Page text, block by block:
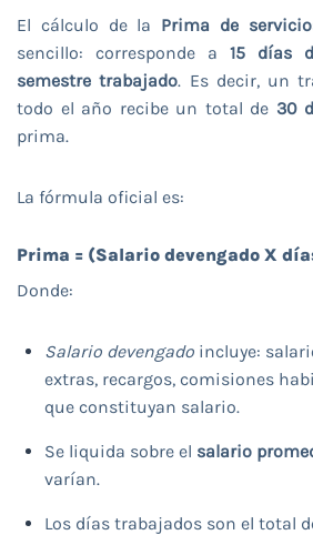
El cálculo de la Prima de
sencillo: corresponde a 15 días
semestre trabajado. Es decir, un
todo el año recibe un total de 30
prima.
La fórmula oficial es:
Prima = (Salario devengado X
Donde:
Salario devengado incluye:
extras, recargos, comisiones
que constituyan salario.
Se liquida sobre el salario
varían.
Los días trabajados son el total